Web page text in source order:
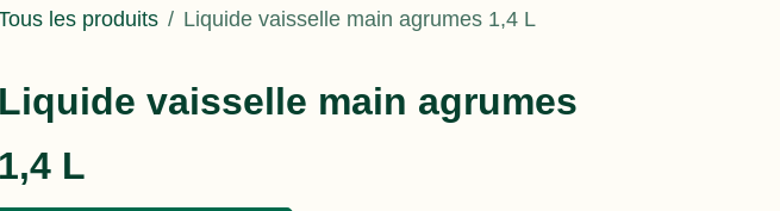
les produits Liquide vaisselle main agrumes 1,4 L
Liquide vaisselle main agrumes
1,4 L